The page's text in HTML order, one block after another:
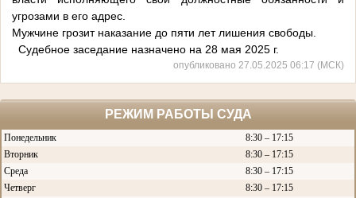
угрозами в его адрес.
Мужчине грозит наказание до пяти лет лишения свободы.
Судебное заседание назначено на 28 мая 2025 г.
опубликовано 27.05.2025 06:17 (МСК)
РЕЖИМ РАБОТЫ СУДА
Понедельник
8:30 – 17:15
Вторник
8:30 – 17:15
Среда
8:30 – 17:15
Четверг
8:30 – 17:15